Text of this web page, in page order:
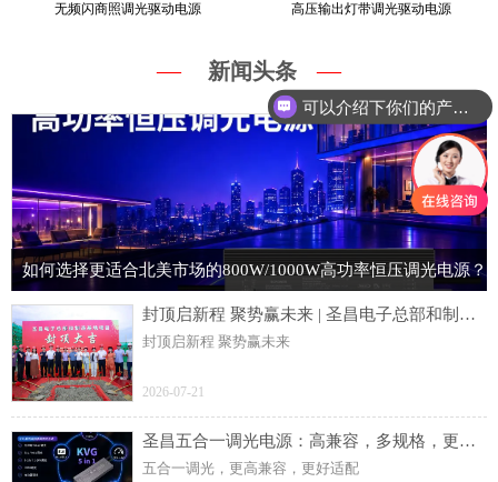
无频闪商照调光驱动电源 高压输出灯带调光驱动电源
— 新闻头条 —
如何选择更适合北美市场的800W/1000W高功率恒压调光电源？
封顶启新程 聚势赢未来 | 圣昌电子总部和制造基地项目主体结构顺利封顶
封顶启新程 聚势赢未来
2026-07-21
圣昌五合一调光电源：高兼容，多规格，更灵活
五合一调光，更高兼容，更好适配
可以介绍下你们的产品么？
你们是怎么收费的呢？